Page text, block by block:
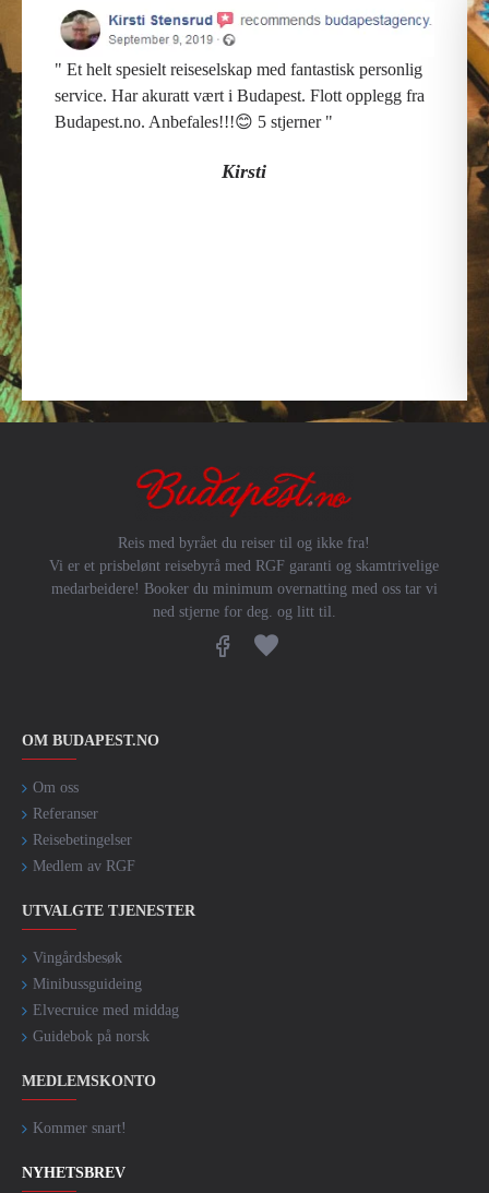
" Et helt spesielt reiseselskap med fantastisk personlig
service. Har akuratt vært i Budapest. Flott opplegg fra
Budapest.no. Anbefales!!!😊 5 stjerner "
Kirsti
Reis med byrået du reiser til og ikke fra!
Vi er et prisbelønt reisebyrå med RGF garanti og skamtrivelige
medarbeidere! Booker du minimum overnatting med oss tar vi
ned stjerne for deg. og litt til.
OM BUDAPEST.NO
Om oss
Referanser
Reisebetingelser
Medlem av RGF
UTVALGTE TJENESTER
Vingårdsbesøk
Minibussguideing
Elvecruice med middag
Guidebok på norsk
MEDLEMSKONTO
Kommer snart!
NYHETSBREV